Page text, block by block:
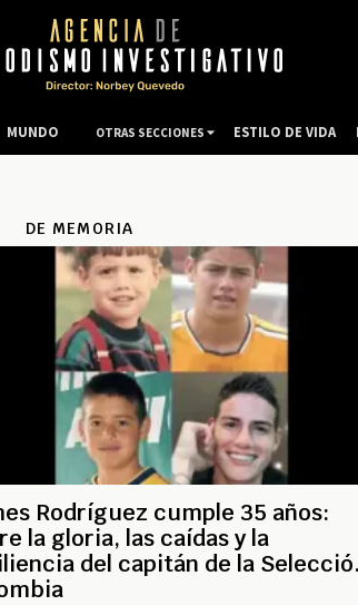
DE MEMORIA
Rodríguez cumple 35 años:
la gloria, las caídas y la
del capitán de la
MUNDO OTRAS SECCIONES ESTILO DE VIDA